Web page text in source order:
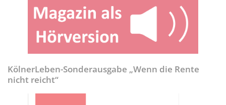
KölnerLeben-Sonderausgabe „Wenn die Rente
nicht reicht“